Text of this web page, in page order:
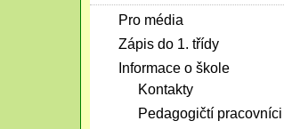
Pro média
Zápis do 1. třídy
Informace o škole
Kontakty
Pedagogičtí pracovníci